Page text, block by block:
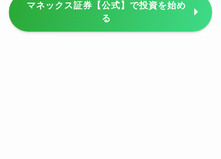
マネックス証券【公式】で投資を始め
る